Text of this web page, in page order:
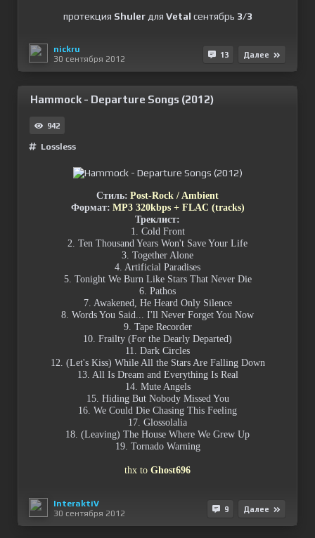
протекция Shulerдля Vetal сентябрь 3/3
nickru
30 сентября 2012
13 Далее
Hammock - Departure Songs (2012)
942
Lossless
Стиль: Post-Rock / Ambient
Формат: MP3 320kbps + FLAC (tracks)
Треклист:
1. Cold Front
2. Ten Thousand Years Won't Save Your Life
3. Together Alone
4. Artificial Paradises
5. Tonight We Burn Like Stars That Never Die
6. Pathos
7. Awakened, He Heard Only Silence
8. Words You Said... I'll Never Forget You Now
9. Tape Recorder
10. Frailty (For the Dearly Departed)
11. Dark Circles
12. (Let's Kiss) While All the Stars Are Falling Down
13. All Is Dream and Everything Is Real
14. Mute Angels
15. Hiding But Nobody Missed You
16. We Could Die Chasing This Feeling
17. Glossolalia
18. (Leaving) The House Where We Grew Up
19. Tornado Warning
thx to Ghost696
InteraktiV
30 сентября 2012
9 Далее